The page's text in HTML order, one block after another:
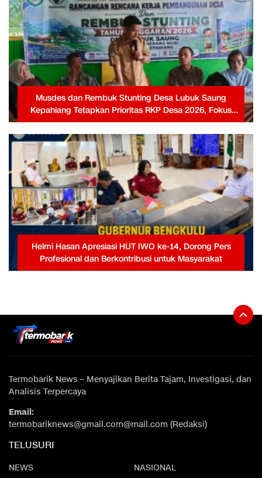
Musdes dan Rembuk Stunting Desa Lubuk Saung
Kepahiang Tetapkan Prioritas RKP Desa 2026, Fokus
Infrastruktur dan Penurunan Stunting
Helmi Hasan Apresiasi HUT IWO ke-14, Dorong Pers
Profesional dan Berkontribusi untuk Masyarakat
Termobarik News – Menyajikan Berita Tajam, Investigasi, dan
Analisis Terpercaya
Email:
termobariknews@gmail.com@mail.com (Redaksi)
TELUSURI
NEWS NASIONAL